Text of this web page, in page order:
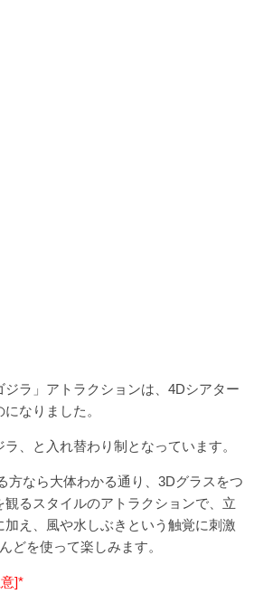
ラ」アトラクションは、4Dシアター
なりました。
、と入れ替わり制となっています。
方なら大体わかる通り、3Dグラスをつ
るスタイルのアトラクションで、立
え、風や水しぶきという触覚に刺激
どを使って楽しみます。
]*